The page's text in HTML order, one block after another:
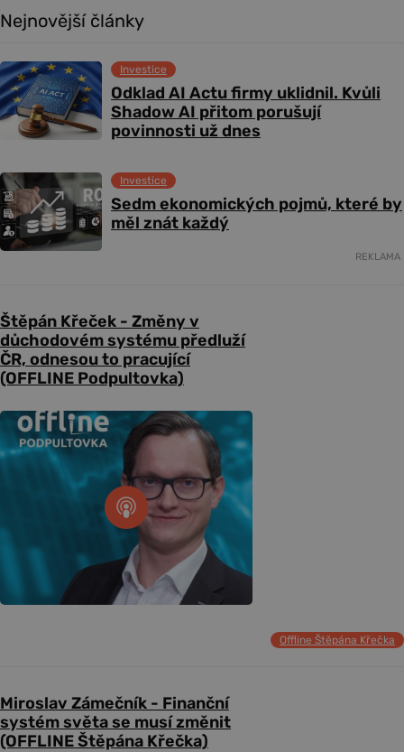
Nejnovější články
Odklad AI Actu firmy uklidnil. Kvůli
Shadow AI přitom porušují
povinnosti už dnes
Investice
Sedm ekonomických pojmů, které by
měl znát každý
Investice
REKLAMA
Štěpán Křeček - Změny v
důchodovém systému předluží
ČR, odnesou to pracující
(OFFLINE Podpultovka)
Offline Štěpána Křečka
Miroslav Zámečník - Finanční
systém světa se musí změnit
(OFFLINE Štěpána Křečka)